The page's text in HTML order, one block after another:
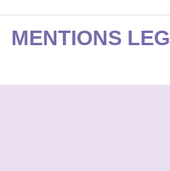
MENTIONS